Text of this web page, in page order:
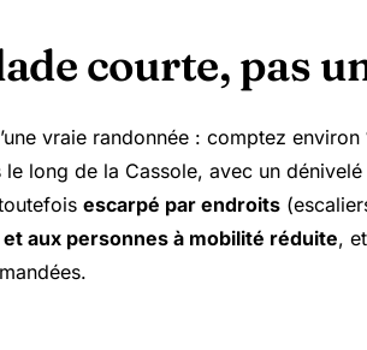
courte, pas
vraie randonnée : comptez environ
long de la Cassole, avec un
escarpé par endroits
aux personnes à mobilité réduite,